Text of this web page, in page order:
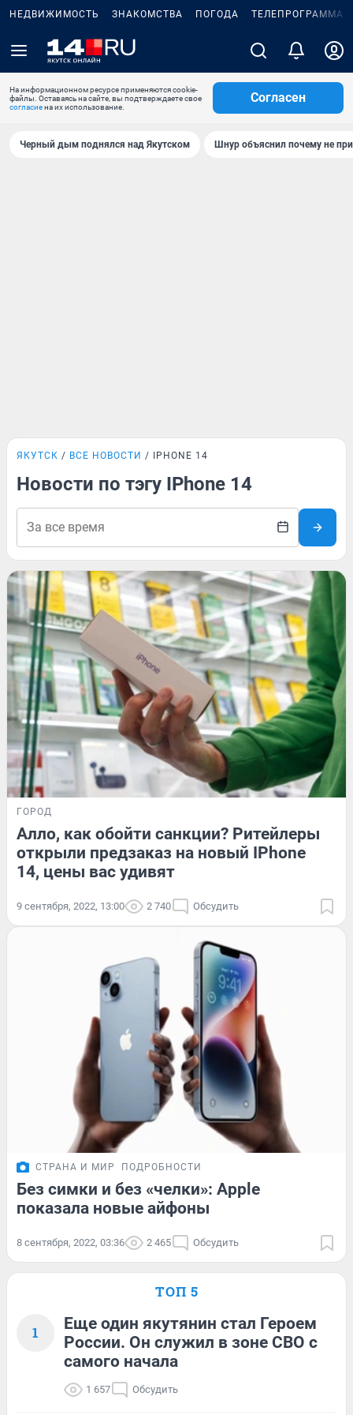
НЕДВИЖИМОСТЬ ЗНАКОМСТВА ПОГОДА ТЕЛЕПРОГРАММА
На информационном ресурсе применяются cookie-
файлы. Оставаясь на сайте, вы подтверждаете свое
согласиена их использование.
Согласен
Черный дым поднялся над Якутском Шнур объяснил почему не
ЯКУТСК ВСЕ НОВОСТИ IPHONE 14
Новости по тэгу IPhone 14
ГОРОД
Алло, как обойти санкции? Ритейлеры
открыли предзаказ на новый IPhone
14, цены вас удивят
9 сентября, 2022, 13:00 2 740 Обсудить
СТРАНА И МИР ПОДРОБНОСТИ
Без симки и без «челки»: Apple
показала новые айфоны
8 сентября, 2022, 03:36 2 465 Обсудить
ТОП 5
1
Еще один якутянин стал Героем
России. Он служил в зоне СВО с
самого начала
1 657 Обсудить